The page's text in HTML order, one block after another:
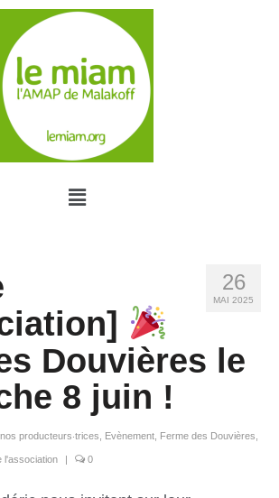
26
MAI 2025
Douvières le
8 juin !
producteurs‧trices Evènement Ferme des Douvières
l'association | 0